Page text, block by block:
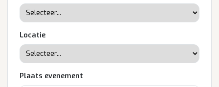
Locatie
Plaats evenement